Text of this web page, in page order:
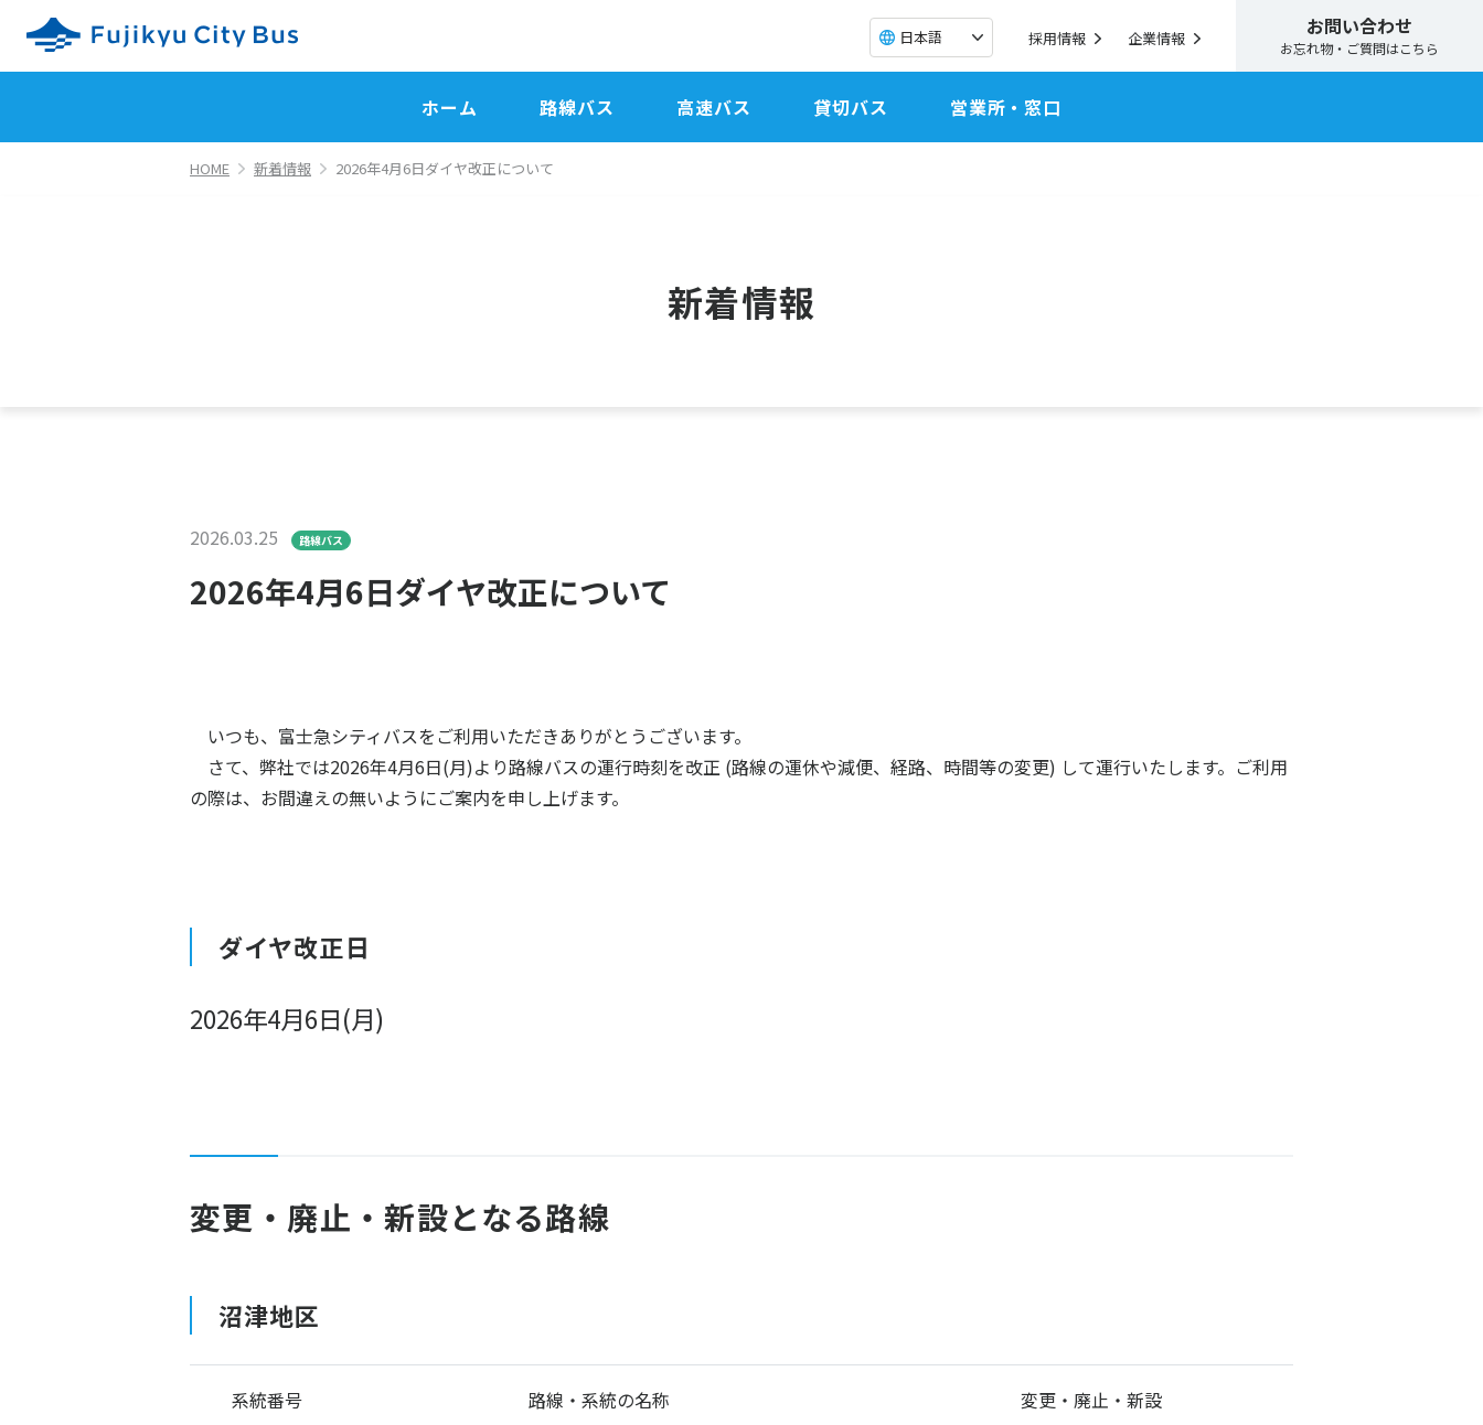
お問い合わせ
お忘れ物・ご質問はこちら
採用情報 企業情報
日本語
ホーム 路線バス 高速バス 貸切バス 営業所・窓口
HOME 新着情報 2026年4月6日ダイヤ改正について
新着情報
2026.03.25 路線バス
2026年4月6日ダイヤ改正について
いつも、富士急シティバスをご利用いただきありがとうございます。
さて、弊社では2026年4月6日(月)より路線バスの運行時刻を改正 (路線の運休や減便、経路、時間等の変更) して運行いたします。ご利用
の際は、お間違えの無いようにご案内を申し上げます。
ダイヤ改正日
2026年4月6日(月)
変更・廃止・新設となる路線
沼津地区
系統番号 路線・系統の名称 変更・廃止・新設